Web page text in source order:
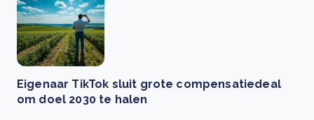
Eigenaar TikTok sluit grote compensatiedeal
om doel 2030 te halen